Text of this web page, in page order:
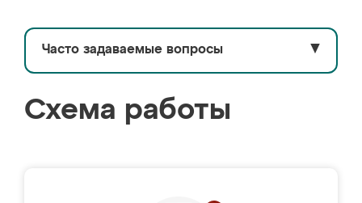
Часто задаваемые вопросы ▼
Схема работы